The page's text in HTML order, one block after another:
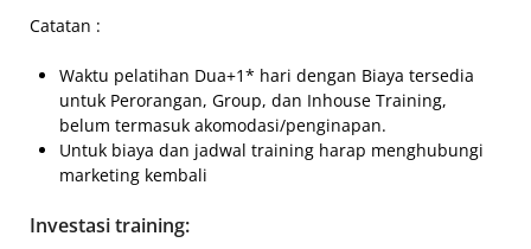
Catatan :
Waktu pelatihan Dua+1* hari dengan Biaya tersedia
untuk Perorangan, Group, dan Inhouse Training,
belum termasuk akomodasi/penginapan.
Untuk biaya dan jadwal training harap menghubungi
marketing kembali
Investasi training: